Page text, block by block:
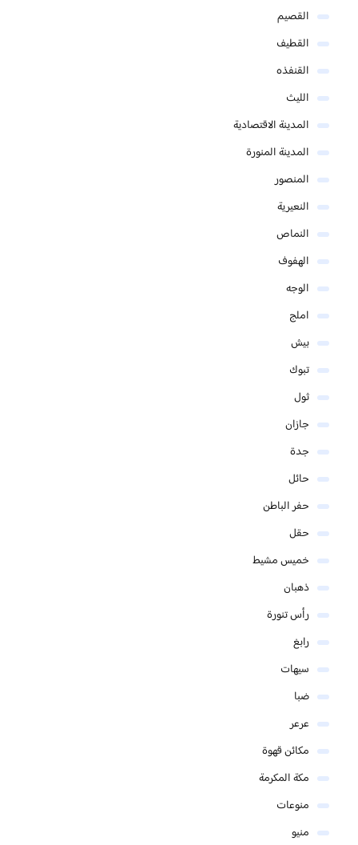
القصيم
القطيف
القنفذه
الليث
المدينة الاقتصادية
المدينة المنورة
المنصور
النعيرية
النماص
الهفوف
الوجه
املج
بيش
تبوك
ثول
جازان
جدة
حائل
حفر الباطن
حقل
خميس مشيط
ذهبان
رأس تنورة
رابغ
سيهات
ضبا
عرعر
مكائن قهوة
مكة المكرمة
منوعات
منيو